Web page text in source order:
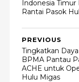
Indonesia
Rantai Pasok
PREVIOUS
Tingkatkan
BPMA Pantau
ACHE untuk
Hulu Migas